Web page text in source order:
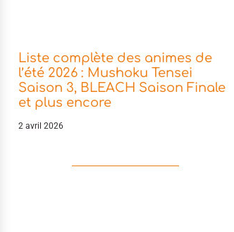
Liste complète des animes de
l’été 2026 : Mushoku Tensei
Saison 3, BLEACH Saison Finale
et plus encore
2 avril 2026